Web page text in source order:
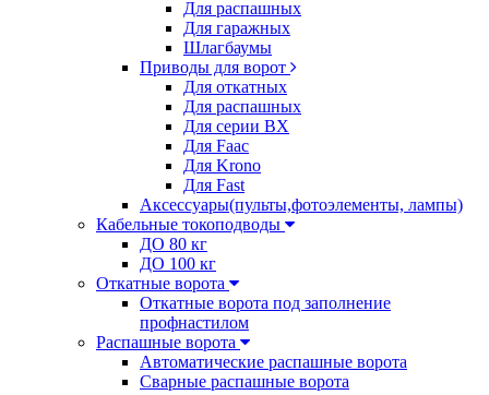
Для распашных
Для гаражных
Шлагбаумы
Приводы для ворот
Для откатных
Для распашных
Для серии BX
Для Faac
Для Krono
Для Fast
Аксессуары(пульты,фотоэлементы, лампы)
Кабельные токоподводы
ДО 80 кг
ДО 100 кг
Откатные ворота
Откатные ворота под заполнение
профнастилом
Распашные ворота
Автоматические распашные ворота
Сварные распашные ворота